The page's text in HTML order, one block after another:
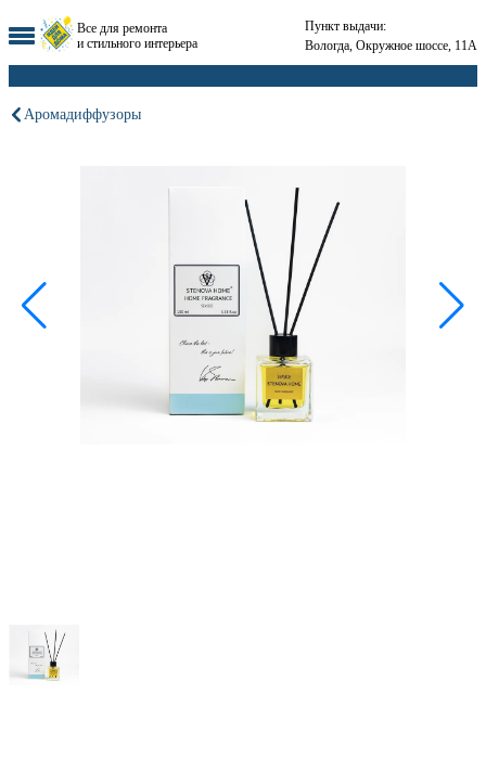
Все для ремонта
и стильного интерьера
Пункт выдачи:
Вологда, Окружное шоссе, 11А
Аромадиффузоры